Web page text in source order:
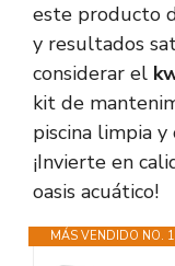
este producto
y resultados
considerar el
kit de
piscina limpia
¡Invierte en
oasis acuático!
MÁS VENDIDO NO. 1